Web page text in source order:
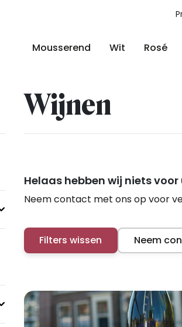
Mousserend Wit Rosé
Wijnen
Helaas hebben wij niets
Neem contact met ons op voor
Filters wissen Neem